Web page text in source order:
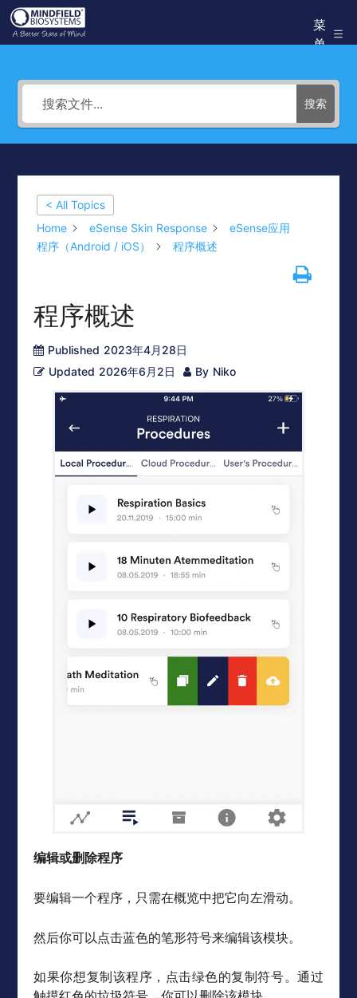
跳
至Mindfield
菜
单
搜索
< All Topics
Home
eSense Skin Response
eSense应用
程序（Android / iOS）
程序概述
程序概述
Published 2023年4月28日
Updated 2026年6月2日 By Niko
编辑或删除程序
要编辑一个程序，只需在概览中把它向左滑动。
然后你可以点击蓝色的笔形符号来编辑该模块。
如果你想复制该程序，点击绿色的复制符号。通过